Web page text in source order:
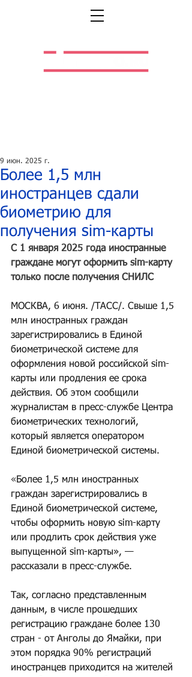
Более 1,5 млн
иностранцев сдали
биометрию для
получения sim-карты
9 июн. 2025 г.
С 1 января 2025 года иностранные
граждане могут оформить sim-карту
только после получения СНИЛС
МОСКВА, 6 июня. /ТАСС/. Свыше 1,5
млн иностранных граждан
зарегистрировались в Единой
биометрической системе для
оформления новой российской sim-
карты или продления ее срока
действия. Об этом сообщили
журналистам в пресс-службе Центра
биометрических технологий,
который является оператором
Единой биометрической системы.
«Более 1,5 млн иностранных
граждан зарегистрировались в
Единой биометрической системе,
чтобы оформить новую sim-карту
или продлить срок действия уже
выпущенной sim-карты», —
рассказали в пресс-службе.
Так, согласно представленным
данным, в числе прошедших
регистрацию граждане более 130
стран - от Анголы до Ямайки, при
этом порядка 90% регистраций
иностранцев приходится на жителей